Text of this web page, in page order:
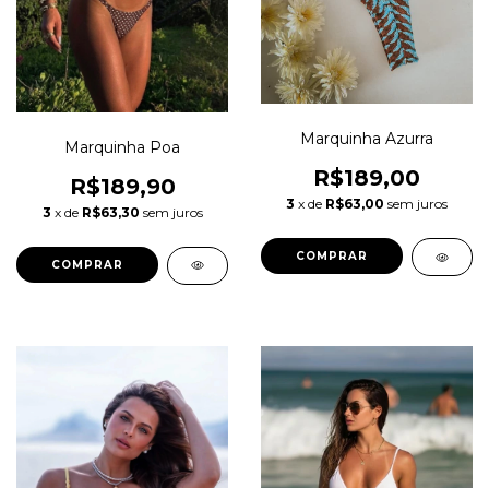
Marquinha Poa
R$189,90
3 x de R$63,30 sem juros
COMPRAR
Marquinha Azurra
R$189,00
3 x de R$63,00 sem juros
COMPRAR